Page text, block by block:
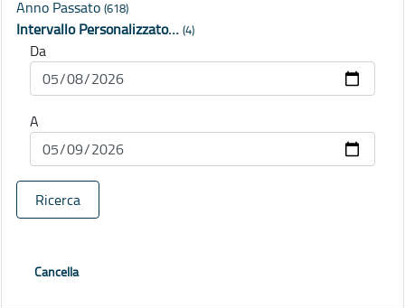
Anno Passato (618)
Intervallo Personalizzato… (4)
Da
A
Ricerca
Cancella